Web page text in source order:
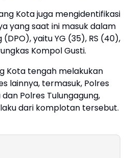
Kota juga mengidentifikasi
yang saat ini masuk dalam
yaitu YG (35), RS (40),
Kompol Gusti.
Kota tengah melakukan
lainnya, termasuk, Polres
Polres Tulungagung,
dari komplotan tersebut.